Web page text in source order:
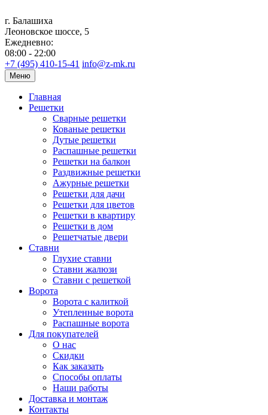
г. Балашиха
Леоновское шоссе, 5
Ежедневно:
08:00 - 22:00
+7 (495) 410-15-41 info@z-mk.ru
Меню
Главная
Решетки
Сварные решетки
Кованые решетки
Дутые решетки
Распашные решетки
Решетки на балкон
Раздвижные решетки
Ажурные решетки
Решетки для дачи
Решетки для цветов
Решетки в квартиру
Решетки в дом
Решетчатые двери
Ставни
Глухие ставни
Ставни жалюзи
Ставни с решеткой
Ворота
Ворота с калиткой
Утепленные ворота
Распашные ворота
Для покупателей
О нас
Скидки
Как заказать
Способы оплаты
Наши работы
Доставка и монтаж
Контакты